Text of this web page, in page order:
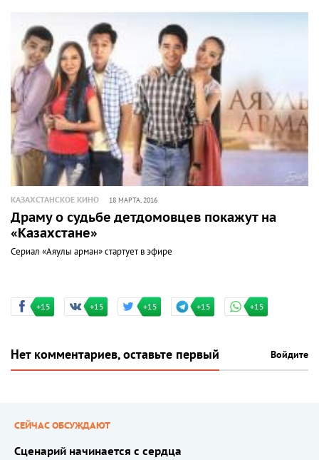
КАЗАХСТАНСКОЕ КИНО 18 МАРТА, 2016
Драму о судьбе детдомовцев покажут на
«Казахстане»
Сериал «Аяулы арман» стартует в эфире
+15 +15 +15 +15 +15
Нет комментариев, оставьте первый Войдите
СЕЙЧАС ОБСУЖДАЮТ
Сценарий начинается с сердца